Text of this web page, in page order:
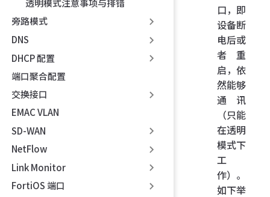
透明模式注意事项与排错
旁路模式
DNS
DHCP 配置
端口聚合配置
交换接口
EMAC VLAN
SD-WAN
NetFlow
Link Monitor
FortiOS 端口
口，即
设备断
电后或
者重
启，依
然能够
通讯
（只能
在透明
模式下
工
作）。
如下举